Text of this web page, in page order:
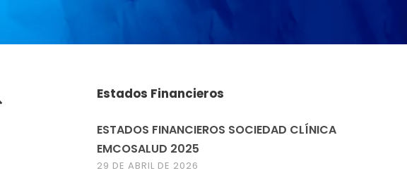
Estados Financieros
ESTADOS FINANCIEROS SOCIEDAD CLÍNICA
EMCOSALUD 2025
29 DE ABRIL DE 2026